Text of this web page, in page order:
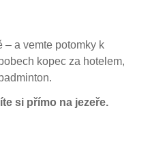
– a vemte potomky k
kopec za hotelem,
si přímo na jezeře.